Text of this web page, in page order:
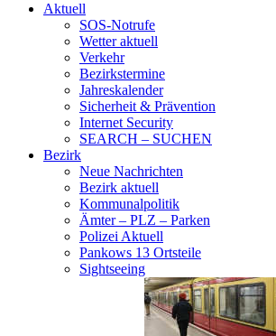
Aktuell
SOS-Notrufe
Wetter aktuell
Verkehr
Bezirkstermine
Jahreskalender
Sicherheit & Prävention
Internet Security
SEARCH – SUCHEN
Bezirk
Neue Nachrichten
Bezirk aktuell
Kommunalpolitik
Ämter – PLZ – Parken
Polizei Aktuell
Pankows 13 Ortsteile
Sightseeing